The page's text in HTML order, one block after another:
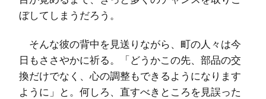
ぼしてしまうだろう。
そんな彼の背中を見送りながら、町の人々は今
日もささやかに祈る。「どうかこの先、部品の交
換だけでなく、心の調整もできるようになります
ように」と。何しろ、直すべきところを見誤った